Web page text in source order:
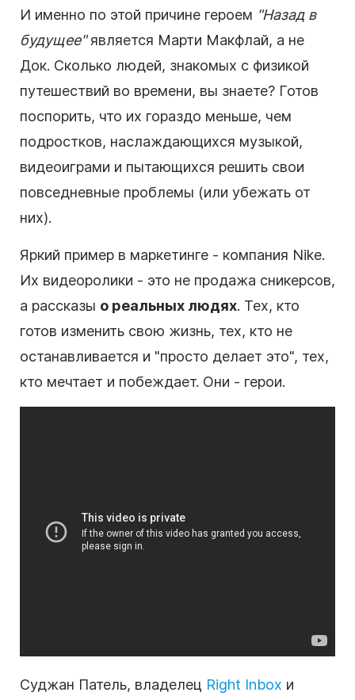
И именно по этой причине героем "Назад в
будущее"является Марти Макфлай, а не
Док. Сколько людей, знакомых с физикой
путешествий во времени, вы знаете? Готов
поспорить, что их гораздо меньше, чем
подростков, наслаждающихся музыкой,
видеоиграми и пытающихся решить свои
повседневные проблемы (или убежать от
них).
Яркий пример в маркетинге - компания Nike.
Их видеоролики - это не продажа сникерсов,
а рассказы о реальных людях. Тех, кто
готов изменить свою жизнь, тех, кто не
останавливается и "просто делает это", тех,
кто мечтает и побеждает. Они - герои.
Суджан Патель, владелец Right Inbox и